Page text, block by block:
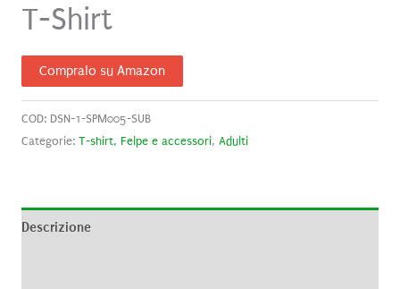
T-Shirt
Compralo su Amazon
COD: DSN-1-SPM005-SUB
Categorie: T-shirt, Felpe e accessori, Adulti
Descrizione